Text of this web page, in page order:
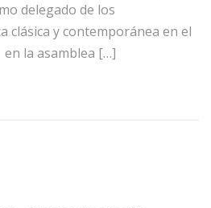
delegado de los
clásica y contemporánea en el
la asamblea […]